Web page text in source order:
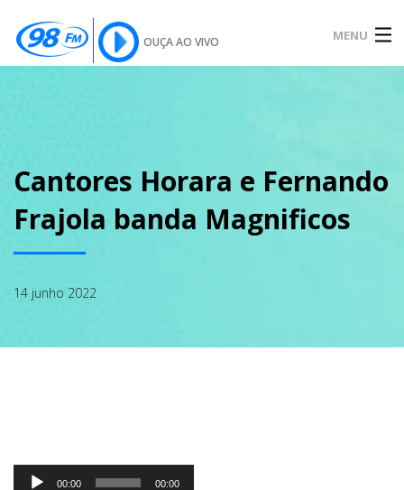
OUÇA AO VIVO MENU
SOBRE
NOTÍCIAS
PODCAST
Cantores Horara e Fernando
Frajola banda Magnificos
14 junho 2022
Tocador
00:00 00:00